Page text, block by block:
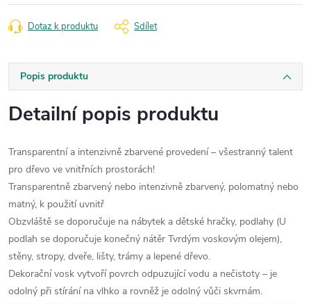
Dotaz k produktu Sdílet
Popis produktu
Detailní popis produktu
Transparentní a intenzivně zbarvené provedení – všestranný talent
pro dřevo ve vnitřních prostorách!
Transparentně zbarvený nebo intenzivně zbarvený, polomatný nebo
matný, k použití uvnitř
Obzvláště se doporučuje na nábytek a dětské hračky, podlahy (U
podlah se doporučuje konečný nátěr Tvrdým voskovým olejem),
stěny, stropy, dveře, lišty, trámy a lepené dřevo.
Dekorační vosk vytvoří povrch odpuzující vodu a nečistoty – je
odolný při stírání na vlhko a rovněž je odolný vůči skvrnám.